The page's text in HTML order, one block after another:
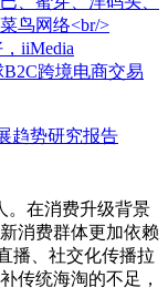
鸟网络<br/>
iiMedia
B2C跨境电商交易
在消费升级背景
消费群体更加依赖
播、社交化传播拉
传统海淘的不足，